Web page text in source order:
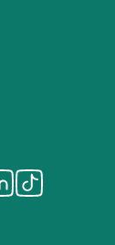
Tiktok